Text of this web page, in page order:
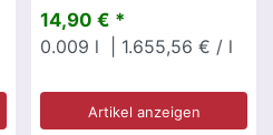
14,90 € *
0.009 l | 1.655,56 € / l
Artikel anzeigen